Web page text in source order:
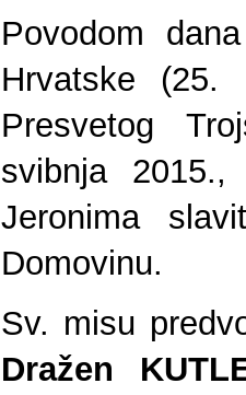
Povodom
Hrvatske (25.
Presvetog
svibnja
Jeronima
Domovinu.
Sv. misu
Dražen